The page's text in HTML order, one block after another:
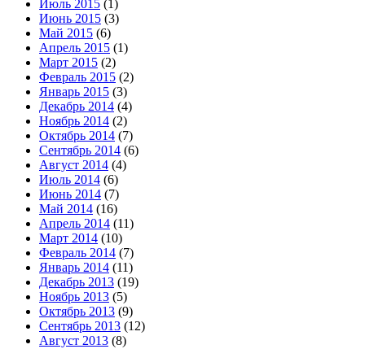
Июль 2015 (1)
Июнь 2015 (3)
Май 2015 (6)
Апрель 2015 (1)
Март 2015 (2)
Февраль 2015 (2)
Январь 2015 (3)
Декабрь 2014 (4)
Ноябрь 2014 (2)
Октябрь 2014 (7)
Сентябрь 2014 (6)
Август 2014 (4)
Июль 2014 (6)
Июнь 2014 (7)
Май 2014 (16)
Апрель 2014 (11)
Март 2014 (10)
Февраль 2014 (7)
Январь 2014 (11)
Декабрь 2013 (19)
Ноябрь 2013 (5)
Октябрь 2013 (9)
Сентябрь 2013 (12)
Август 2013 (8)